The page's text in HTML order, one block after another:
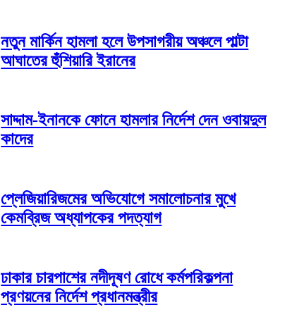
নতুন মার্কিন হামলা হলে উপসাগরীয় অঞ্চলে পাল্টা
আঘাতের হুঁশিয়ারি ইরানের
সাদ্দাম-ইনানকে ফোনে হামলার নির্দেশ দেন ওবায়দুল
কাদের
প্লেজিয়ারিজমের অভিযোগে সমালোচনার মুখে
কেমব্রিজ অধ্যাপকের পদত্যাগ
ঢাকার চারপাশের নদীদূষণ রোধে কর্মপরিকল্পনা
প্রণয়নের নির্দেশ প্রধানমন্ত্রীর